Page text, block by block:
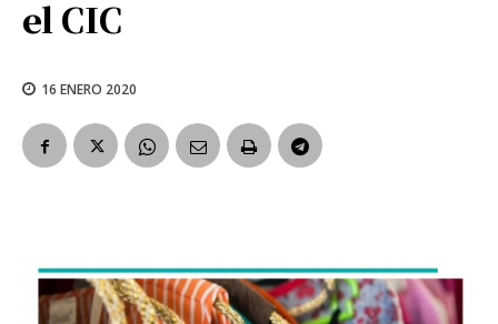
el CIC
16 ENERO 2020